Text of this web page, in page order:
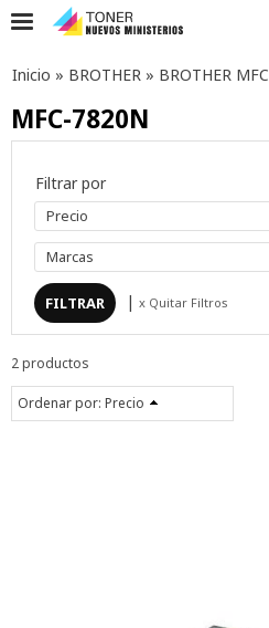
Inicio » BROTHER » BROTHER MFC
MFC-7820N
Filtrar por
Precio
Marcas
| x Quitar Filtros
2 productos
Ordenar por: Precio